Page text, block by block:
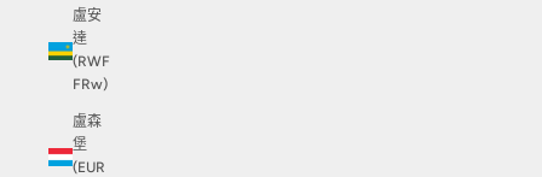
盧安
達
(RWF
FRw)
盧森
堡
(EUR